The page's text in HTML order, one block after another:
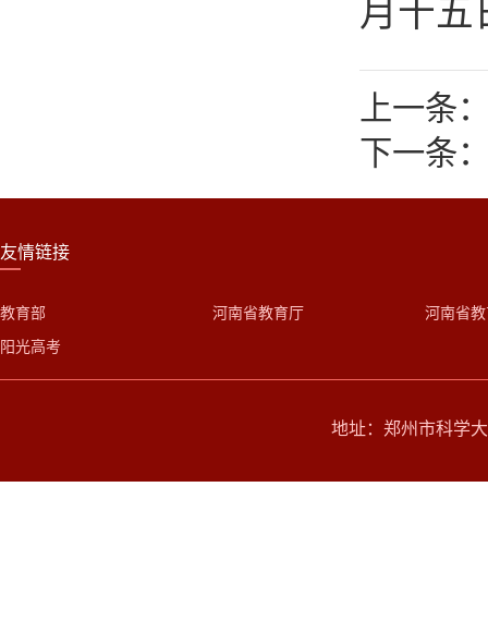
月十五
上一条
下一条
友情链接
教育部
阳光高考
河南省教育厅 河南省
地址：郑州市科学